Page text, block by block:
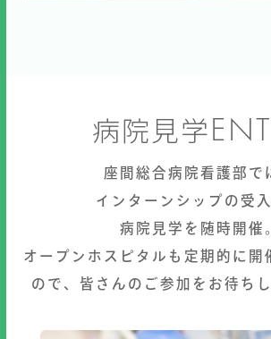
病院見学
座間総合病院看護部で
インターンシップの受
病院⾒学を随時開催
オープンホスピタルも定期的に開
ので、皆さんのご参加をお待ち